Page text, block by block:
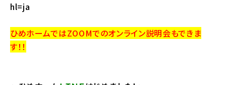
hl=ja
ひめホームではZOOMでのオンライン説明会もできま
す！！